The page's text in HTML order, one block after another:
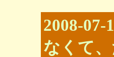
2008-
なくて